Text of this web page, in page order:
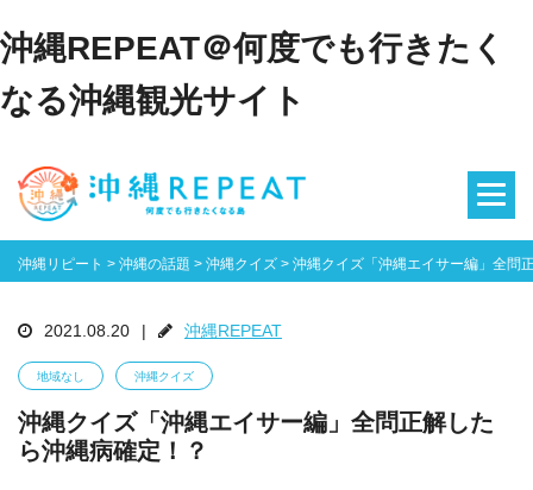
沖縄REPEAT＠何度でも行きたく
なる沖縄観光サイト
沖縄リピート > 沖縄の話題 > 沖縄クイズ > 沖縄クイズ「沖縄エイサー編」全問
2021.08.20 | 沖縄REPEAT
地域なし 沖縄クイズ
沖縄クイズ「沖縄エイサー編」全問正解した
ら沖縄病確定！？